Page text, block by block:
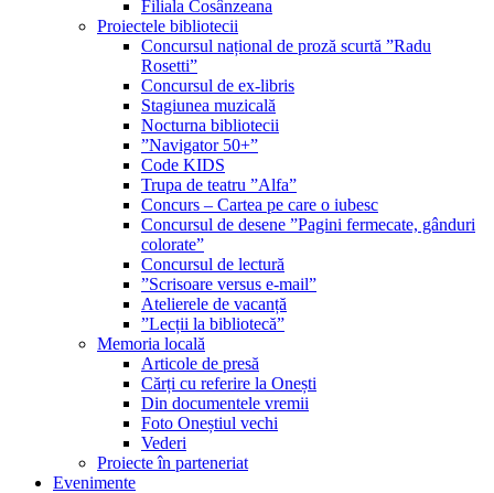
Filiala Cosânzeana
Proiectele bibliotecii
Concursul național de proză scurtă ”Radu
Rosetti”
Concursul de ex-libris
Stagiunea muzicală
Nocturna bibliotecii
”Navigator 50+”
Code KIDS
Trupa de teatru ”Alfa”
Concurs – Cartea pe care o iubesc
Concursul de desene ”Pagini fermecate, gânduri
colorate”
Concursul de lectură
”Scrisoare versus e-mail”
Atelierele de vacanță
”Lecții la bibliotecă”
Memoria locală
Articole de presă
Cărți cu referire la Onești
Din documentele vremii
Foto Oneștiul vechi
Vederi
Proiecte în parteneriat
Evenimente